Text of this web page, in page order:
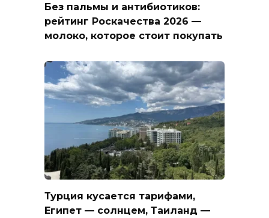
Без пальмы и антибиотиков:
рейтинг Роскачества 2026 —
молоко, которое стоит покупать
Турция кусается тарифами,
Египет — солнцем, Таиланд —